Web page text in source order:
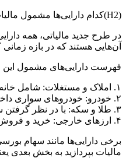
(H2)کدام دارایی‌ها مشمول مالیات بر عایدی سرمایه هستند؟
در طرح جدید مالیاتی، همه
آن‌هایی هستند که در بازه
فهرست دارایی‌های مشمول این
۱. املاک و مستغلات: شامل خانه، زمین، آپارتمان و سایر انواع ملک
۲. خودرو: خودروهای سواری داخلی و خارجی (بر اساس قانون مالیات بر عایدی سرمایه خودرو)
۳. طلا و سکه: با در نظر گرفتن سقف معافیت (مثلا تا ۱۵۰ گرم طلای مصرفی شخصی)
۴. ارزهای خارجی: خرید و فروش ارز به‌منظور سودگیری، نه مصرف سفر یا تجارت واقعی
برخی دارایی‌ها مانند سهام
مالیات بپردازید به بخش بعدی